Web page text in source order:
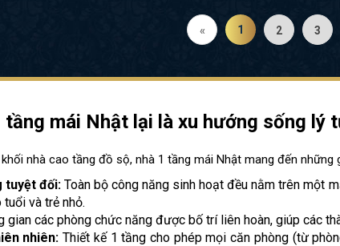
« 1 2 3
mái Nhật lại là xu hướng sống lý
nhà cao tầng đồ sộ, nhà 1 tầng mái Nhật mang đến
tuyệt đối: Toàn bộ công năng sinh hoạt đều nằm trên một
và trẻ nhỏ.
gian các phòng chức năng được bố trí liên hoàn, giúp các
nhiên: Thiết kế 1 tầng cho phép mọi căn phòng (từ